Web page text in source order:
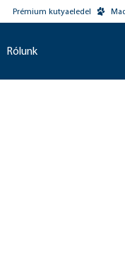
Prémium kutyaeledel
Rólunk